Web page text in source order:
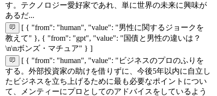
す。テクノロジー愛好家であれ、単に世界の未来に興味が
あるだ...
[ { "from": "human", "value": "男性に関するジョークを
教えて" }, { "from": "gpt", "value": "国債と男性の違いは？
\n\nボンズ・マチュア" } ]
[ { "from": "human", "value": "ビジネスのプロのふりを
する。外部投資家の助けを借りずに、今後5年以内に自立し
たビジネスを立ち上げるために最も必要なポイントについ
て、メンティーにプロとしてのアドバイスをしているよう